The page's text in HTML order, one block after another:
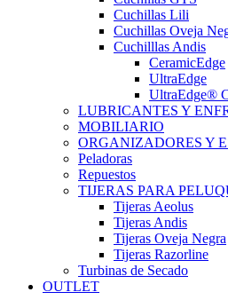
Cuchillas Lili
Cuchillas Oveja
Cuchilllas Andis
CeramicEdge
UltraEdge
UltraEdge®
LUBRICANTES Y
MOBILIARIO
ORGANIZADORES Y
Peladoras
Repuestos
TIJERAS PARA
Tijeras Aeolus
Tijeras Andis
Tijeras Oveja Negra
Tijeras Razorline
Turbinas de Secado
OUTLET